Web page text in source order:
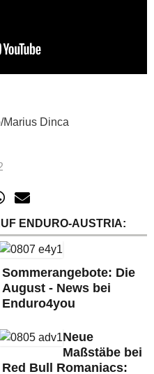
Marius Dinca
ENDURO-AUSTRIA:
Sommerangebote: Die
August - News bei
Enduro4you
Neue
Maßstäbe bei
Red Bull Romaniacs: